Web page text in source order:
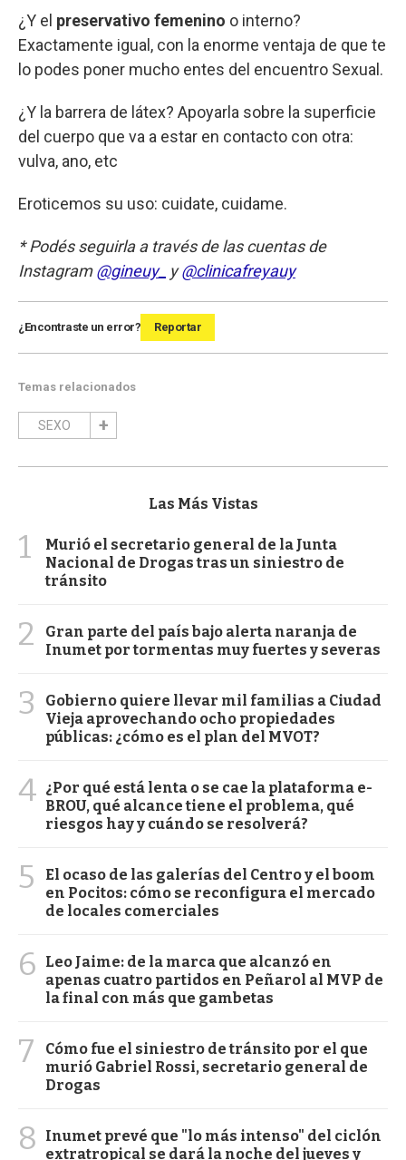
¿Y el preservativo femenino o interno?
Exactamente igual, con la enorme ventaja de que te
lo podes poner mucho entes del encuentro Sexual.
¿Y la barrera de látex? Apoyarla sobre la superficie
del cuerpo que va a estar en contacto con otra:
vulva, ano, etc
Eroticemos su uso: cuidate, cuidame.
* Podés seguirla a través de las cuentas de
Instagram@gineuy_ y@clinicafreyauy
¿Encontraste un error? Reportar
Temas relacionados
SEXO
Las Más Vistas
1
Murió el secretario general de la Junta
Nacional de Drogas tras un siniestro de
tránsito
2
Gran parte del país bajo alerta naranja de
Inumet por tormentas muy fuertes y severas
3
Gobierno quiere llevar mil familias a Ciudad
Vieja aprovechando ocho propiedades
públicas: ¿cómo es el plan del MVOT?
4 ¿Por qué está lenta o se cae la plataforma e-
BROU, qué alcance tiene el problema, qué
riesgos hay y cuándo se resolverá?
5
El ocaso de las galerías del Centro y el boom
en Pocitos: cómo se reconfigura el mercado
de locales comerciales
6
Leo Jaime: de la marca que alcanzó en
apenas cuatro partidos en Peñarol al MVP de
la final con más que gambetas
7
Cómo fue el siniestro de tránsito por el que
murió Gabriel Rossi, secretario general de
Drogas
8
Inumet prevé que "lo más intenso" del ciclón
extratropical se dará la noche del jueves y